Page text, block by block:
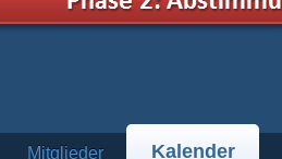
Mitglieder Kalender